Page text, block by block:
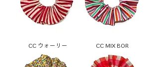
CC ウォーリー CC MIX BOR